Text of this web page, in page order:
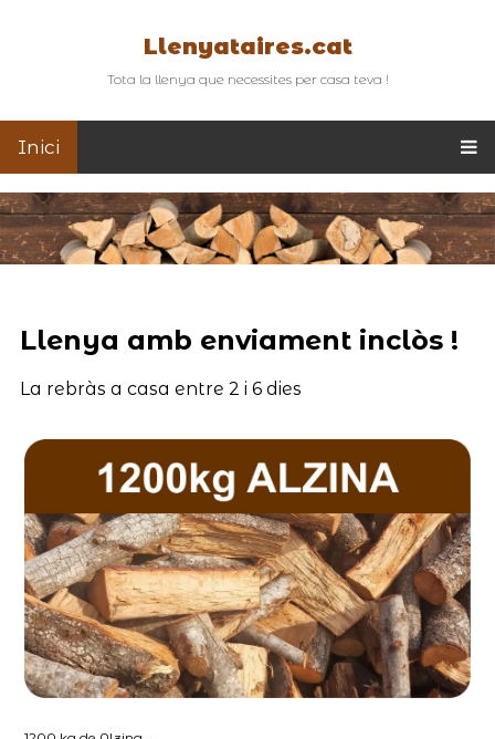
Llenyataires.cat
Tota la llenya que necessites per casa teva !
Inici
Llenya amb enviament inclòs !
La rebràs a casa entre 2 i 6 dies